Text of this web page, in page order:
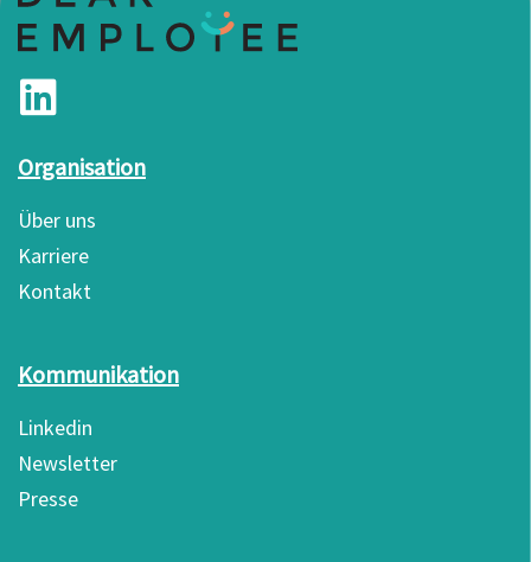
Organisation
Über uns
Karriere
Kontakt
Kommunikation
Linkedin
Newsletter
Presse